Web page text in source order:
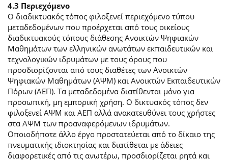
4.3 Περιεχόμενο
O διαδικτυακός τόπος φιλοξενεί περιεχόμενο τύπου
μεταδεδομένων που προέρχεται από τους οικείους
διαδικτυακούς τόπους διάθεσης Ανοικτών Ψηφιακών
Μαθημάτων των ελληνικών ανωτάτων εκπαιδευτικών και
τεχνολογικών ιδρυμάτων με τους όρους που
προσδιορίζονται από τους διαθέτες των Ανοικτών
Ψηφιακών Μαθημάτων (ΑΨΜ) και Ανοικτών Εκπαιδευτικών
Πόρων (ΑΕΠ). Τα μεταδεδομένα διατίθενται μόνο για
προσωπική, μη εμπορική χρήση. Ο δικτυακός τόπος δεν
φιλοξενεί ΑΨΜ και ΑΕΠ αλλά ανακατευθύνει τους χρήστες
στα ΑΨΜ των προαναφερόμενων ιδρυμάτων.
Οποιοδήποτε άλλο έργο προστατεύεται από το δίκαιο της
πνευματικής ιδιοκτησίας και διατίθεται με άδειες
διαφορετικές από τις ανωτέρω, προσδιορίζεται ρητά και